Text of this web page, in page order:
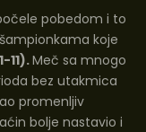
pobedom i to
koje
11).Meč sa mnogo
bez utakmica
promenljiv
bolje nastavio i